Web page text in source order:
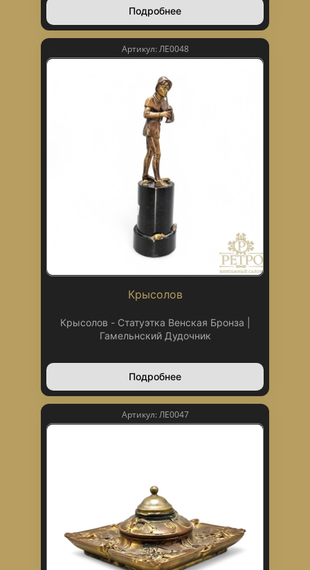
Подробнее
Артикул: ЛЕ0048
Крысолов
Крысолов - Статуэтка Венская Бронза |
Гамельнский Дудочник
Подробнее
Артикул: ЛЕ0047